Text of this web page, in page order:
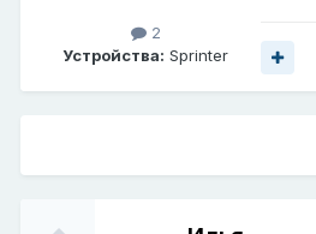
2
Устройства: Sprinter